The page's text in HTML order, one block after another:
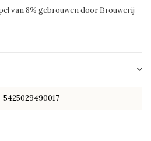
van 8% gebrouwen door Brouwerij
5425029490017